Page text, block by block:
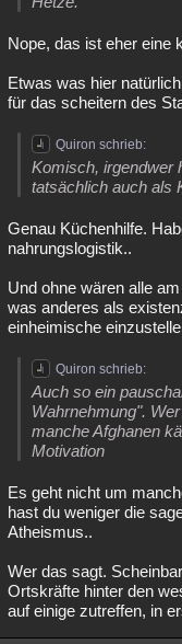
Nope, das ist eher eine
Etwas was hier
für das scheitern des
Quiron schrieb:
Komisch, irgendwer
tatsächlich auch als
Genau Küchenhilfe.
nahrungslogistik..
Und ohne wären alle
was anderes als
einheimische
Quiron schrieb:
Auch so ein
Wahrnehmung".
manche Afghanen
Motivation
Es geht nicht um
hast du weniger die
Atheismus..
Wer das sagt.
Ortskräfte hinter den
auf einige zutreffen, in